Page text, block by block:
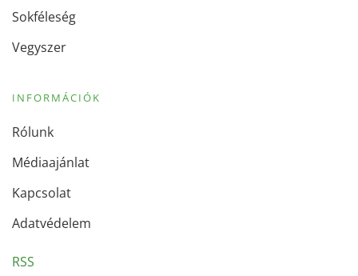
Sokféleség
Vegyszer
INFORMÁCIÓK
Rólunk
Médiaajánlat
Kapcsolat
Adatvédelem
RSS